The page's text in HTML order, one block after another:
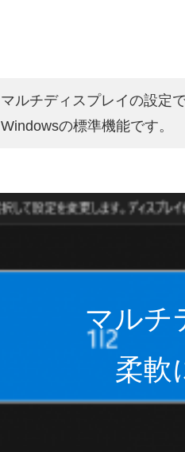
マルチディスプレイの設定で
Windowsの標準機能です。
マルチ
柔軟